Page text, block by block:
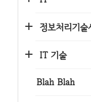
정보처리기술
IT 기술
Blah Blah